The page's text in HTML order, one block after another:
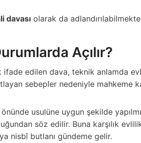
davası olarak da
Açılır?
edilen dava, teknik anlamda
sebepler nedeniyle mahkeme
usulüne uygun şekilde
söz edilir. Buna karşılık
nisbî butlanı gündeme gelir.